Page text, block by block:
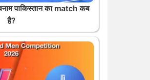
पाकिस्तान का match कब
है?